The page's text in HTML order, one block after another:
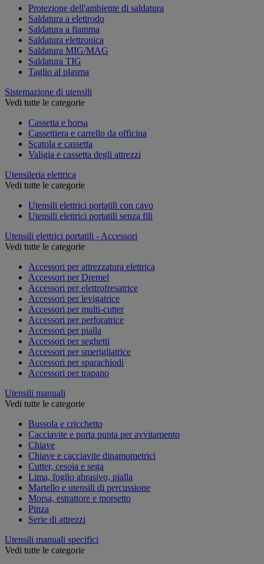
Protezione dell'ambiente di saldatura
Saldatura a elettrodo
Saldatura a fiamma
Saldatura elettronica
Saldatura MIG/MAG
Saldatura TIG
Taglio al plasma
Sistemazione di utensili
Vedi tutte le categorie
Cassetta e borsa
Cassettiera e carrello da officina
Scatola e cassetta
Valigia e cassetta degli attrezzi
Utensileria elettrica
Vedi tutte le categorie
Utensili elettrici portatili con cavo
Utensili elettrici portatili senza fili
Utensili elettrici portatili - Accessori
Vedi tutte le categorie
Accessori per attrezzatura elettrica
Accessori per Dremel
Accessori per elettrofresatrice
Accessori per levigatrice
Accessori per multi-cutter
Accessori per perforatrice
Accessori per pialla
Accessori per seghetti
Accessori per smerigliatrice
Accessori per sparachiodi
Accessori per trapano
Utensili manuali
Vedi tutte le categorie
Bussola e cricchetto
Cacciavite e porta punta per avvitamento
Chiave
Chiave e cacciavite dinamometrici
Cutter, cesoia e sega
Lima, foglio abrasivo, pialla
Martello e utensili di percussione
Morsa, estrattore e morsetto
Pinza
Serie di attrezzi
Utensili manuali specifici
Vedi tutte le categorie